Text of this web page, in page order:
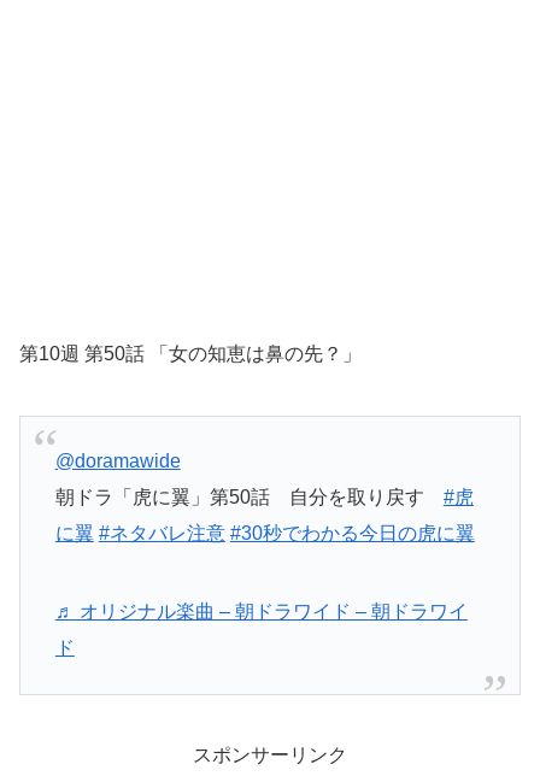
第10週 第50話 「女の知恵は鼻の先？」
@doramawide
朝ドラ「虎に翼」第50話 自分を取り戻す #虎
に翼 #ネタバレ注意 #30秒でわかる今日の虎に翼
♬ オリジナル楽曲 – 朝ドラワイド – 朝ドラワイ
ド
スポンサーリンク